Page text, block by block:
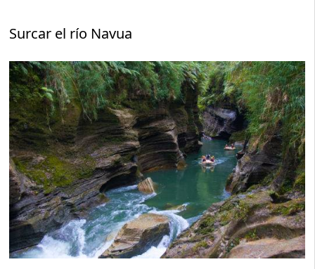
Surcar el río Navua